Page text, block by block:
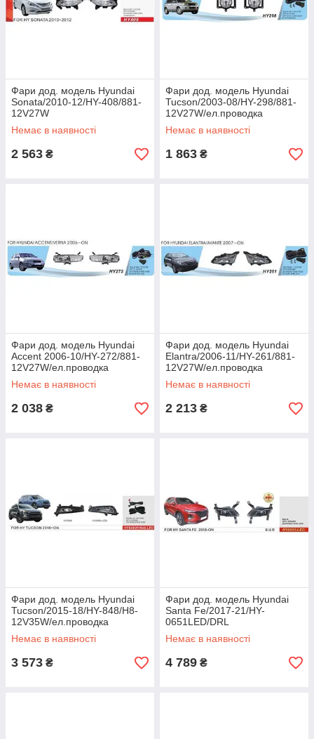
Фари дод. модель Hyundai
Sonata/2010-12/HY-408/881-
12V27W
Немає в наявності
2 563 ₴
Фари дод. модель Hyundai
Tucson/2003-08/HY-298/881-
12V27W/ел.проводка
Немає в наявності
1 863 ₴
Фари дод. модель Hyundai
Accent 2006-10/HY-272/881-
12V27W/ел.проводка
Немає в наявності
2 038 ₴
Фари дод. модель Hyundai
Elantra/2006-11/HY-261/881-
12V27W/ел.проводка
Немає в наявності
2 213 ₴
Фари дод. модель Hyundai
Tucson/2015-18/HY-848/H8-
12V35W/ел.проводка
Немає в наявності
3 573 ₴
Фари дод. модель Hyundai
Santa Fe/2017-21/HY-
0651LED/DRL
Немає в наявності
4 789 ₴